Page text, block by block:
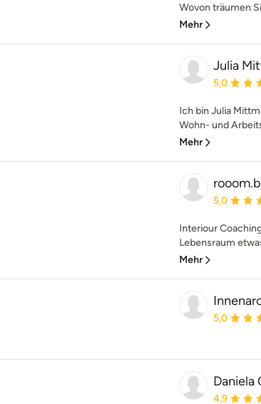
Wovon träumen
Mehr
Julia
5,0
Ich bin Julia
Wohn- und
Mehr
5,0
Interiour
Lebensraum
Mehr
5,0
Daniela
4,9